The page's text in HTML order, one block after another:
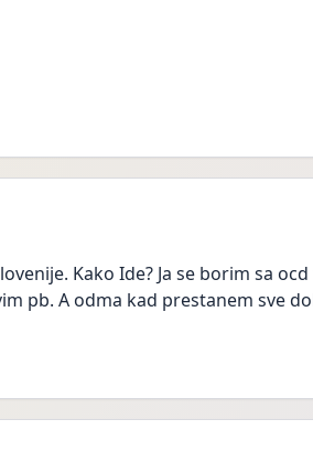
Kako Ide? Ja se borim sa
pb. A odma kad prestanem sve